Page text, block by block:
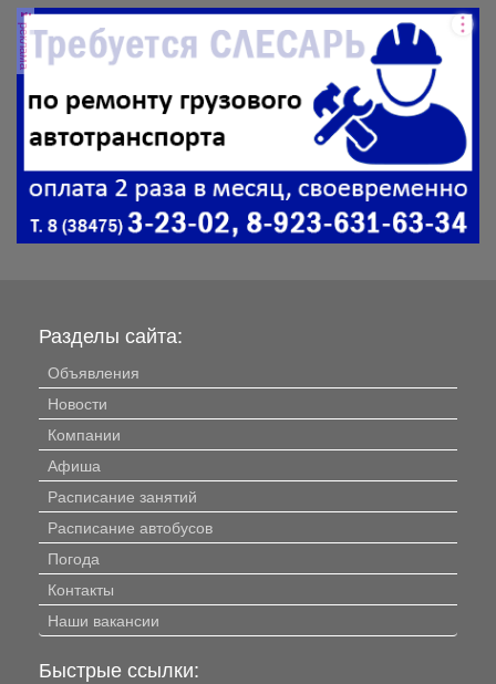
реклама
Разделы сайта:
Объявления
Новости
Компании
Афиша
Расписание занятий
Расписание автобусов
Погода
Контакты
Наши вакансии
Быстрые ссылки: